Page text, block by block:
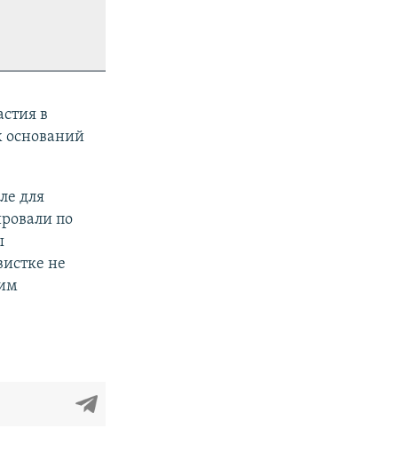
в
оснований
для
по
не